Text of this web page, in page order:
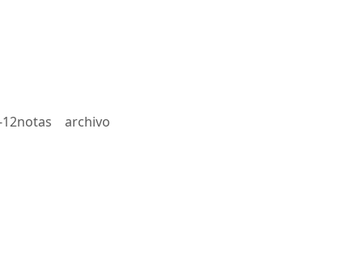
12notas archivo